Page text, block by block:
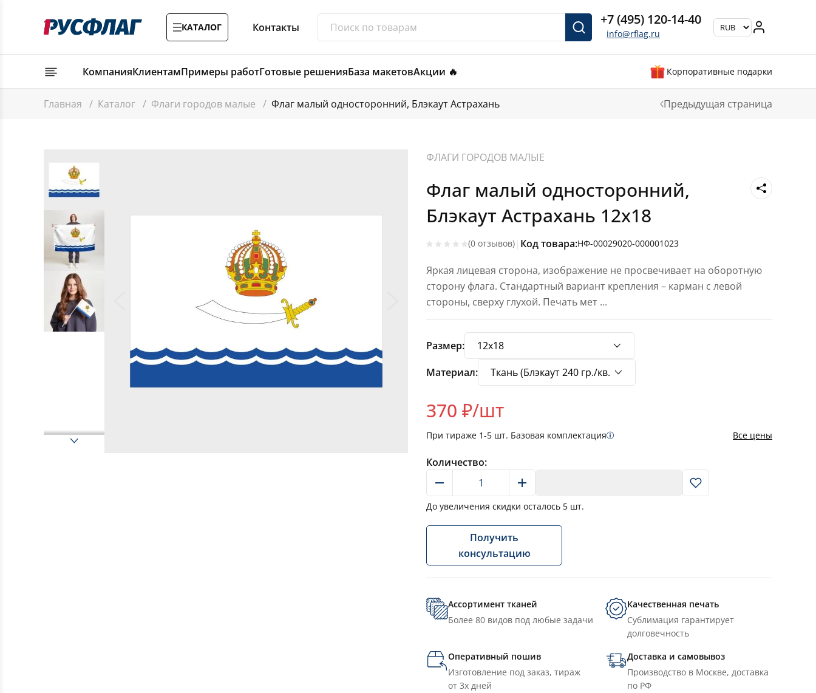
КАТАЛОГ Контакты +7 (495) 120-14-40
info@rflag.ru
КомпанияКлиентамПримеры работГотовые решенияБаза макетовАкции 🔥 Корпоративные подарки
Главная / Каталог / Флаги городов малые / Флаг малый односторонний, Блэкаут Астрахань Предыдущая страница
ФЛАГИ ГОРОДОВ МАЛЫЕ
Флаг малый односторонний,
Блэкаут Астрахань 12х18
(0 отзывов) | Код товара:НФ-00029020-000001023
Яркая лицевая сторона, изображение не просвечивает на оборотную
сторону флага. Стандартный вариант крепления – карман с левой
стороны, сверху глухой. Печать мет ...
Размер:
Материал:
370 ₽/шт
При тираже 1-5 шт. Базовая комплектация Все цены
Количество:
До увеличения скидки осталось 5 шт.
Получить
консультацию
Ассортимент тканей
Более 80 видов под любые задачи
Качественная печать
Сублимация гарантирует
долговечность
Оперативный пошив
Изготовление под заказ, тираж
от 3х дней
Доставка и самовывоз
Производство в Москве, доставка
по РФ